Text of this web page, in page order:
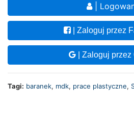
|
| Zaloguj przez
| Zaloguj przez
Tagi: baranek, mdk, prace plastyczne,